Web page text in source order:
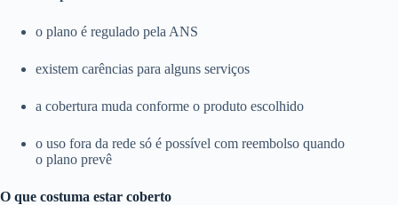
o plano é regulado pela ANS
existem carências para alguns serviços
a cobertura muda conforme o produto escolhido
o uso fora da rede só é possível com reembolso quando
o plano prevê
O que costuma estar coberto